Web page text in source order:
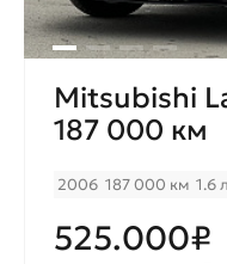
Mitsubishi
187 000 км
2006 187 000 км 1.6
525.000₽